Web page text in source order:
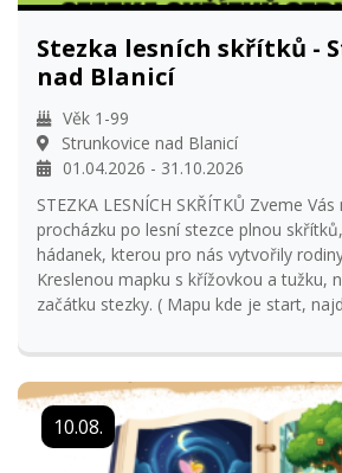
Stezka lesních skřítků -
nad Blanicí
Věk 1-99
Strunkovice nad Blanicí
01.04.2026 - 31.10.2026
STEZKA LESNÍCH SKŘÍTKŮ Zveme Vás na dobrodružnou
procházku po lesní stezce plnou
hádanek, kterou pro nás vytvořily
Kreslenou mapku s křížovkou a tužku,
začátku stezky. ( Mapu kde je start,
stezka líbila a tužku tam prosím vraťte
stezka je vytvořena na dobu neurčitou,
budeme chovat hezky! Terén je nenáročný a jde projít i s
kočárkem. Tak hurá za dobrodružstvím, užijte si to... Stezka
lesních skřítků
10.08.